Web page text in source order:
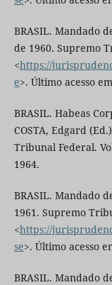
BRASIL. Mandado
de 1960. Supremo
<https://
e>. Último acesso
BRASIL. Habeas
COSTA, Edgard
Tribunal Federal.
1964.
BRASIL. Mandado
1961. Supremo
<https://
se>. Último acesso
BRASIL. Mandado